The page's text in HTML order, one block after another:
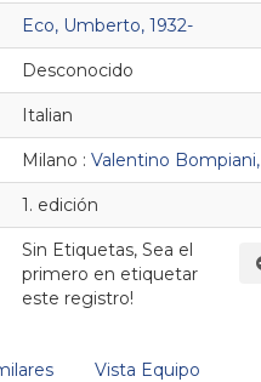
Eco, Umberto, 1932-
Desconocido
Italian
Milano : Valentino Bompiani,
1. edición
Sin Etiquetas, Sea el
primero en etiquetar
este registro!
Vista Equipo